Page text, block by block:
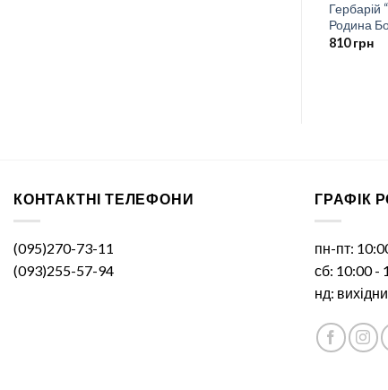
Гербарій
Родина
810грн
КОНТАКТНІ ТЕЛЕФОНИ
(095)270-73-11
(093)255-57-94
ГРАФІК
пн-пт:
сб: 10:00 -
нд: